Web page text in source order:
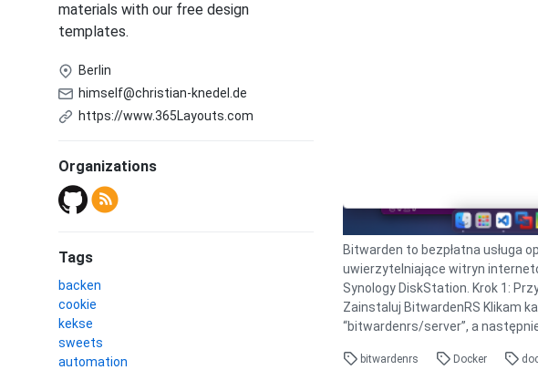
materials with our free design
templates.
Berlin
himself@christian-knedel.de
https://www.365Layouts.com
Organizations
Tags
backen
cookie
kekse
sweets
automation
Bitwarden to bezpłatna usługa
uwierzytelniające witryn
Synology DiskStation. Krok 1:
Zainstaluj BitwardenRS Klikam
“bitwardenrs/server”, a
bitwardenrs Docker